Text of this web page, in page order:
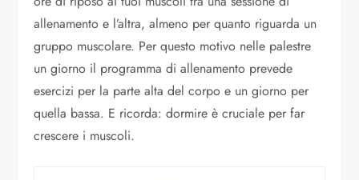
allenamento e l’altra, almeno per quanto riguarda un
gruppo muscolare. Per questo motivo nelle palestre
un giorno il programma di allenamento prevede
esercizi per la parte alta del corpo e un giorno per
quella bassa. E ricorda: dormire è cruciale per far
crescere i muscoli.